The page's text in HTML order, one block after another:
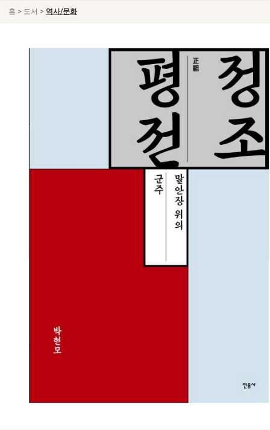
홈 > 도서 > 역사/문화